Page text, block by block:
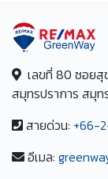
เลขที่ 80 ซอยสุ
สมุทรปราการ สมุท
สายด่วน: +66-
อีเมล: